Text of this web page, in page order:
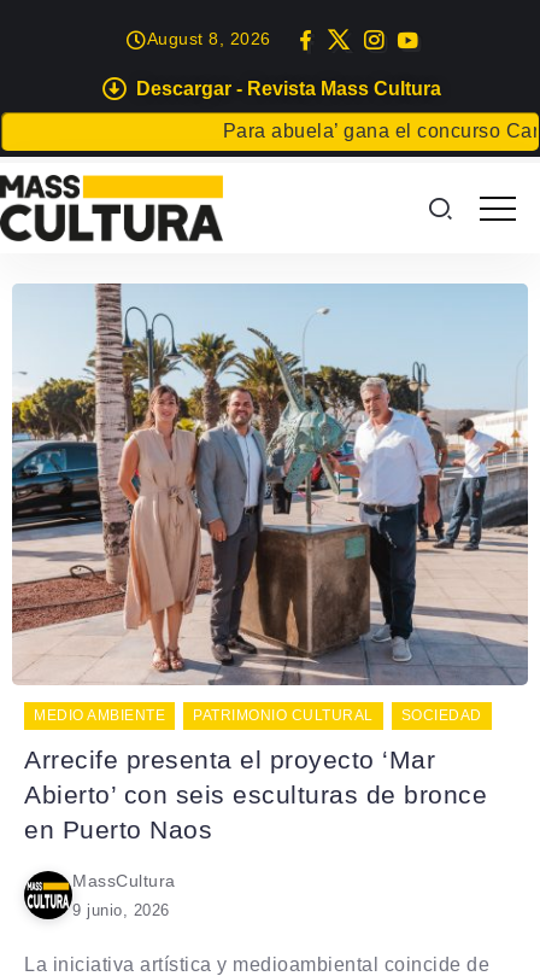
Descargar - Revista Mass Cultura
Para abuela’ gana el concurso
August 8, 2026
MEDIO AMBIENTE PATRIMONIO CULTURAL SOCIEDAD
Arrecife presenta el proyecto ‘Mar
Abierto’ con seis esculturas de bronce
en Puerto Naos
MassCultura
9 junio, 2026
La iniciativa artística y medioambiental coincide de